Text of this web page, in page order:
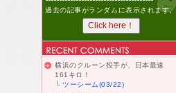
過去の記事がランダムに表示されます。
横浜のクルーン投手が、日本最速
161キロ！
└ツーシーム(03/22)